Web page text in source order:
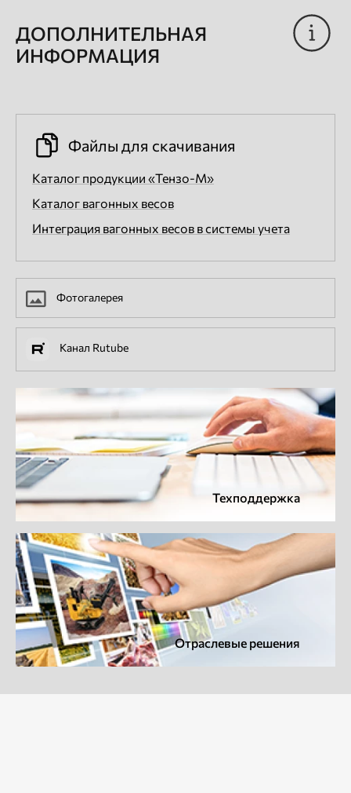
ДОПОЛНИТЕЛЬНАЯ
ИНФОРМАЦИЯ
Файлы для скачивания
Каталог продукции «Тензо-М»
Каталог вагонных весов
Интеграция вагонных весов в системы учета
Фотогалерея
Канал Rutube
Техподдержка
Отраслевые решения